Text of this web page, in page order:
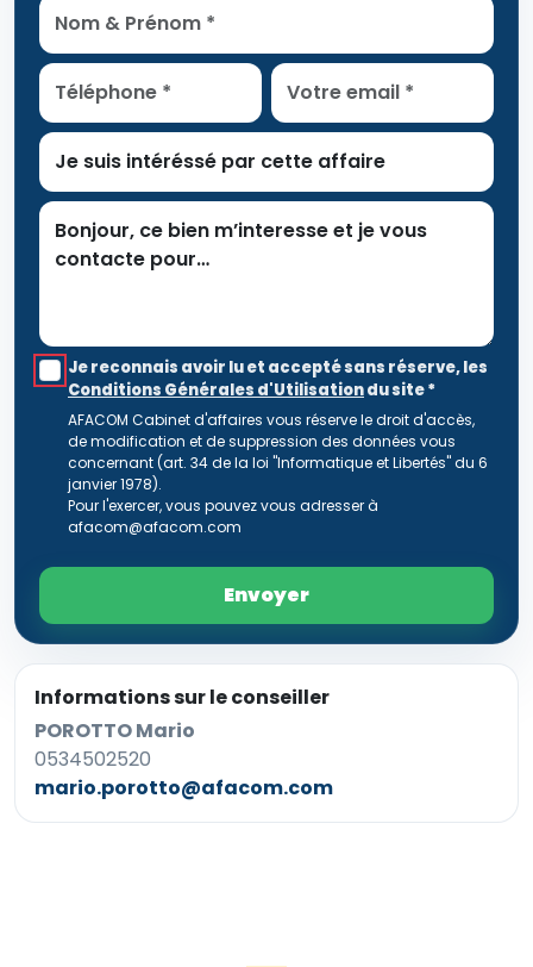
Je reconnais avoir lu et accepté sans réserve, les
Conditions Générales d'Utilisationdu site*
AFACOM Cabinet d'affaires vous réserve le droit d'accès,
de modification et de suppression des données vous
concernant (art. 34 de la loi "Informatique et Libertés" du 6
janvier 1978).
Pour l'exercer, vous pouvez vous adresser à
afacom@afacom.com
Envoyer
Informations sur le conseiller
POROTTO Mario
0534502520
mario.porotto@afacom.com